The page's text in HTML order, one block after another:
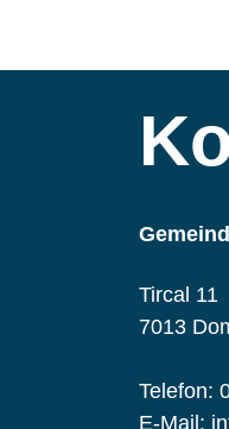
Tircal 11
7013
Telefon:
E-Mail: